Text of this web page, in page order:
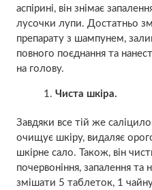
аспірині, він знімає
лусочки лупи. Достатньо
препарату з шампунем,
повного поєднання та
на голову.
Чиста шкіра.
Завдяки все тій же
очищує шкіру, видаляє
шкірне сало. Також, він
почервоніння, запалення та
змішати 5 таблеток, 1